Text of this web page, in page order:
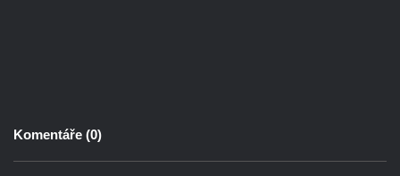
Komentáře (0)